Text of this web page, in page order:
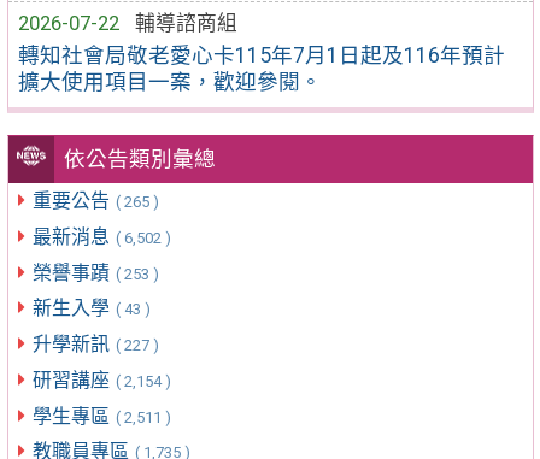
2026-07-22
輔導諮商組
轉知社會局敬老愛心卡115年7月1日起及116年預計
擴大使用項目一案，歡迎參閱。
依公告類別彙總
重要公告 ( 265 )
最新消息 ( 6,502 )
榮譽事蹟 ( 253 )
新生入學 ( 43 )
升學新訊 ( 227 )
研習講座 ( 2,154 )
學生專區 ( 2,511 )
教職員專區 ( 1,735 )